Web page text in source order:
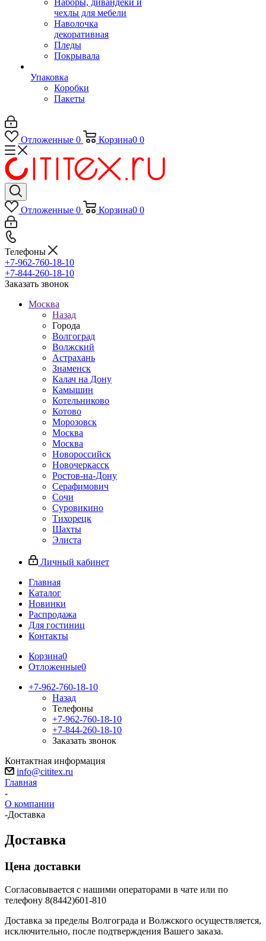
Наборы, дивандеки и
чехлы для мебели
Наволочка
декоративная
Пледы
Покрывала
Упаковка
Коробки
Пакеты
Отложенные 0 Корзина0 0
Отложенные 0 Корзина0 0
Телефоны
+7-962-760-18-10
+7-844-260-18-10
Заказать звонок
Москва
Назад
Города
Волгоград
Волжский
Астрахань
Знаменск
Калач на Дону
Камышин
Котельниково
Котово
Морозовск
Москва
Москва
Новороссийск
Новочеркасск
Ростов-на-Дону
Серафимович
Сочи
Суровикино
Тихорецк
Шахты
Элиста
Личный кабинет
Главная
Каталог
Новинки
Распродажа
Для гостиниц
Контакты
Корзина0
Отложенные0
+7-962-760-18-10
Назад
Телефоны
+7-962-760-18-10
+7-844-260-18-10
Заказать звонок
Контактная информация
info@cititex.ru
Главная
-
О компании
-Доставка
Доставка
Цена доставки
Согласовывается с нашими операторами в чате или по
телефону 8(8442)601-810
Доставка за пределы Волгограда и Волжского осуществляется,
исключительно, после подтверждения Вашего заказа.